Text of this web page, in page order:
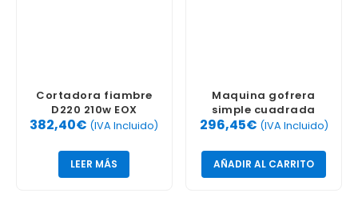
Cortadora fiambre
D220 210w EOX
382,40€ (IVA Incluido)
LEER MÁS
Maquina gofrera
simple cuadrada
1.6kw
296,45€ (IVA Incluido)
AÑADIR AL CARRITO